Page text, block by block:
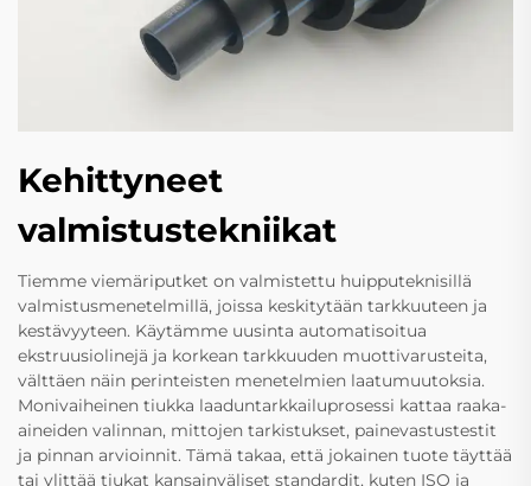
Kehittyneet
valmistustekniikat
Tiemme viemäriputket on valmistettu huipputeknisillä
valmistusmenetelmillä, joissa keskitytään tarkkuuteen ja
kestävyyteen. Käytämme uusinta automatisoitua
ekstruusiolinejä ja korkean tarkkuuden muottivarusteita,
välttäen näin perinteisten menetelmien laatumuutoksia.
Monivaiheinen tiukka laaduntarkkailuprosessi kattaa raaka-
aineiden valinnan, mittojen tarkistukset, painevastustestit
ja pinnan arvioinnit. Tämä takaa, että jokainen tuote täyttää
tai ylittää tiukat kansainväliset standardit, kuten ISO ja